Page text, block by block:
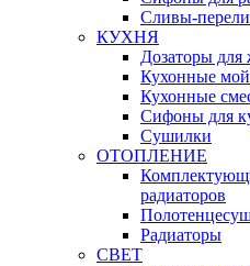
Сливы-
КУХНЯ
Дозаторы
Кухонные
Кухонные
Сифоны для
Сушилки
ОТОПЛЕНИЕ
радиаторов
Радиаторы
СВЕТ